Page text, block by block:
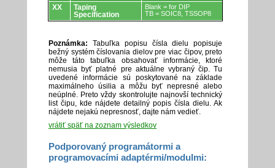
XX
Taping
Specification
Blank = for DIP
TB = SOIC8, TSSOP8
Poznámka: Tabuľka popisu čísla dielu popisuje
bežný systém číslovania dielov pre viac čipov, preto
môže táto tabuľka obsahovať informácie, ktoré
nemusia byť platné pre aktuálne vybraný čip. Tu
uvedené informácie sú poskytované na základe
maximálneho úsilia a môžu byť nepresné alebo
neúplné. Preto vždy skontrolujte najnovší technický
list čipu, kde nájdete detailný popis čísla dielu. Ak
nájdete nejakú nepresnosť, dajte nám vedieť.
vrátiť späť na zoznam výsledkov
Podporovaný programátormi a
programovacími adaptérmi/modulmi: